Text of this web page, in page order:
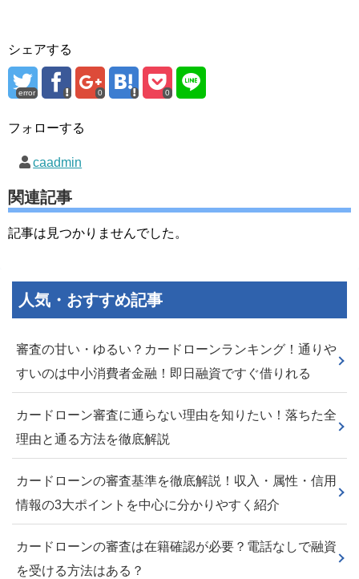
シェアする
error 0 0
フォローする
caadmin
関連記事
記事は見つかりませんでした。
人気・おすすめ記事
審査の甘い・ゆるい？カードローンランキング！通りや
すいのは中小消費者金融！即日融資ですぐ借りれる
カードローン審査に通らない理由を知りたい！落ちた全
理由と通る方法を徹底解説
カードローンの審査基準を徹底解説！収入・属性・信用
情報の3大ポイントを中心に分かりやすく紹介
カードローンの審査は在籍確認が必要？電話なしで融資
を受ける方法はある？